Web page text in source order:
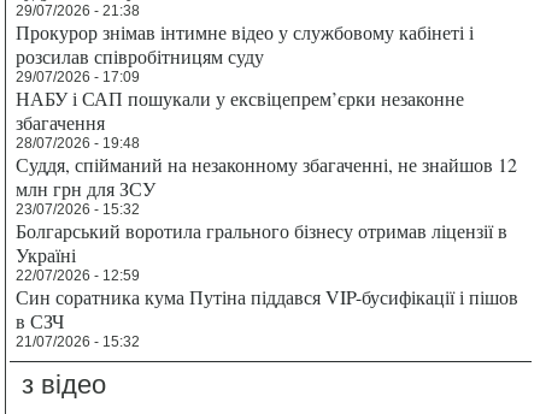
29/07/2026 - 21:38
Прокурор знімав інтимне відео у службовому кабінеті і
розсилав співробітницям суду
29/07/2026 - 17:09
НАБУ і САП пошукали у ексвіцепрем’єрки незаконне
збагачення
28/07/2026 - 19:48
Суддя, спійманий на незаконному збагаченні, не знайшов 12
млн грн для ЗСУ
23/07/2026 - 15:32
Болгарський воротила грального бізнесу отримав ліцензії в
Україні
22/07/2026 - 12:59
Син соратника кума Путіна піддався VIP-бусифікації і пішов
в СЗЧ
21/07/2026 - 15:32
з відео